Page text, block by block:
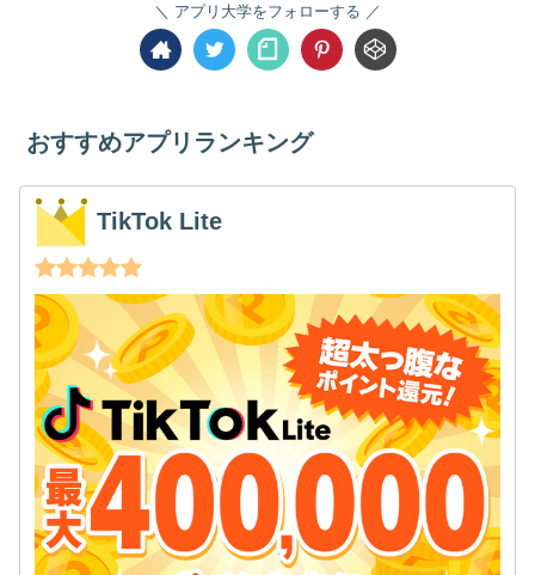
アプリ大学をフォローする
おすすめアプリランキング
TikTok Lite